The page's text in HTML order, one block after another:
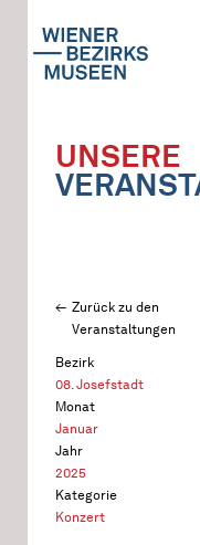
UNSERE
Zurück zu den
Veranstaltungen
Bezirk
08. Josefstadt
Monat
Januar
Jahr
2025
Kategorie
Konzert